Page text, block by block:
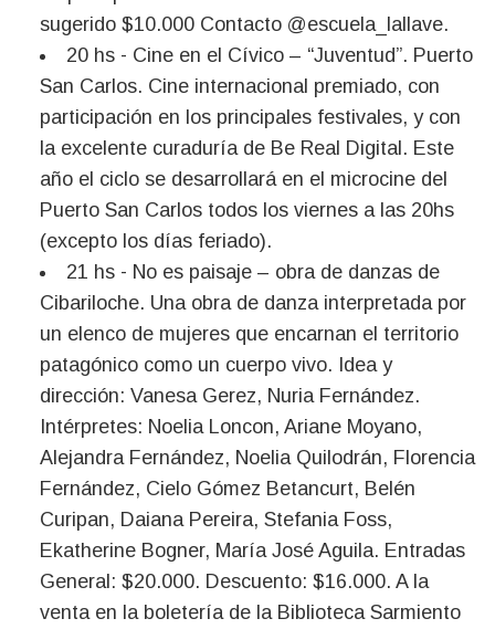
sugerido $10.000 Contacto @escuela_lallave.
20 hs - Cine en el Cívico – “Juventud”. Puerto
San Carlos. Cine internacional premiado, con
participación en los principales festivales, y con
la excelente curaduría de Be Real Digital. Este
año el ciclo se desarrollará en el microcine del
Puerto San Carlos todos los viernes a las 20hs
(excepto los días feriado).
21 hs - No es paisaje – obra de danzas de
Cibariloche. Una obra de danza interpretada por
un elenco de mujeres que encarnan el territorio
patagónico como un cuerpo vivo. Idea y
dirección: Vanesa Gerez, Nuria Fernández.
Intérpretes: Noelia Loncon, Ariane Moyano,
Alejandra Fernández, Noelia Quilodrán, Florencia
Fernández, Cielo Gómez Betancurt, Belén
Curipan, Daiana Pereira, Stefania Foss,
Ekatherine Bogner, María José Aguila. Entradas
General: $20.000. Descuento: $16.000. A la
venta en la boletería de la Biblioteca Sarmiento